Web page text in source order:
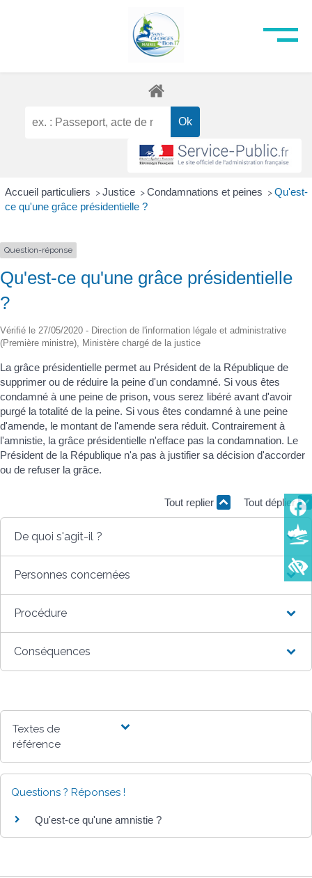
Accueil particuliers > Justice > Condamnations et peines > Qu'est-
ce qu'une grâce présidentielle ?
Question-réponse
Qu'est-ce qu'une grâce présidentielle
?
Vérifié le 27/05/2020 - Direction de l'information légale et administrative
(Première ministre), Ministère chargé de la justice
La grâce présidentielle permet au Président de la République de
supprimer ou de réduire la peine d'un condamné. Si vous êtes
condamné à une peine de prison, vous serez libéré avant d'avoir
purgé la totalité de la peine. Si vous êtes condamné à une peine
d'amende, le montant de l'amende sera réduit. Contrairement à
l'amnistie, la grâce présidentielle n'efface pas la condamnation. Le
Président de la République n'a pas à justifier sa décision d'accorder
ou de refuser la grâce.
Tout replier Tout déplier
De quoi s'agit-il ?
Personnes concernées
Procédure
Conséquences
Textes de
référence
Questions ? Réponses !
Qu'est-ce qu'une amnistie ?